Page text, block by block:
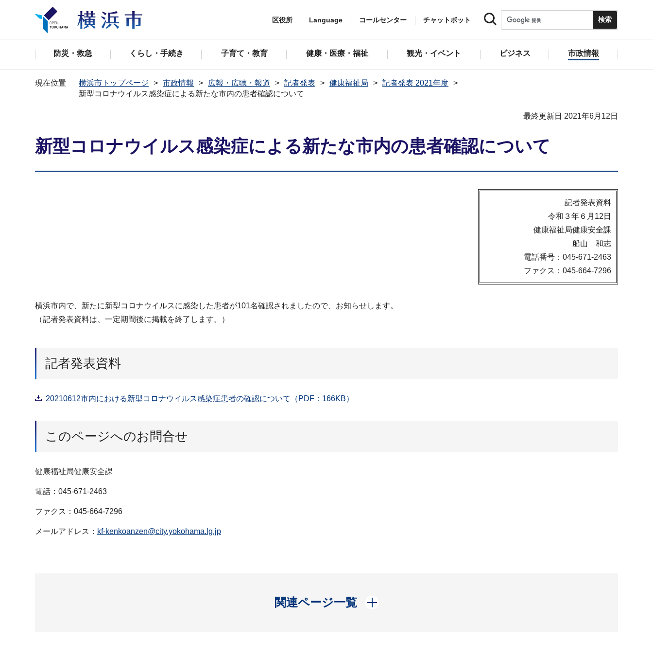
区役所 Language コールセンター チャットボット
防災・救急 くらし・手続き 子育て・教育 健康・医療・福祉 観光・イベント ビジネス 市政情報
現在位置 横浜市トップページ 市政情報 広報・広聴・報道 記者発表 健康福祉局
記者発表 2021年度
新型コロナウイルス感染症による新たな市内の患者確認について
最終更新日 2021年6月12日
新型コロナウイルス感染症による新たな市内の患者確認について
記者発表資料
令和３年６月12日
健康福祉局健康安全課
船山 和志
電話番号：045-671-2463
ファクス：045-664-7296
横浜市内で、新たに新型コロナウイルスに感染した患者が101名確認されましたので、お知らせします。
（記者発表資料は、一定期間後に掲載を終了します。）
記者発表資料
20210612市内における新型コロナウイルス感染症患者の確認について（PDF：166KB）
このページへのお問合せ
健康福祉局健康安全課
電話：045-671-2463
ファクス：045-664-7296
メールアドレス： kf-kenkoanzen@city.yokohama.lg.jp
関連ページ一覧
開く